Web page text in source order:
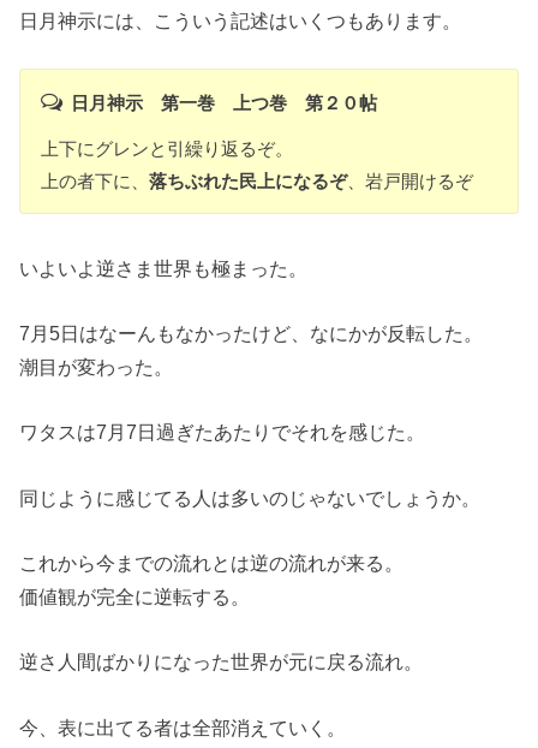
日月神示には、こういう記述はいくつもあります。
日月神示 第一巻 上つ巻 第２０帖
上下にグレンと引繰り返るぞ。
上の者下に、落ちぶれた民上になるぞ、岩戸開けるぞ
いよいよ逆さま世界も極まった。
7月5日はなーんもなかったけど、なにかが反転した。
潮目が変わった。
ワタスは7月7日過ぎたあたりでそれを感じた。
同じように感じてる人は多いのじゃないでしょうか。
これから今までの流れとは逆の流れが来る。
価値観が完全に逆転する。
逆さ人間ばかりになった世界が元に戻る流れ。
今、表に出てる者は全部消えていく。